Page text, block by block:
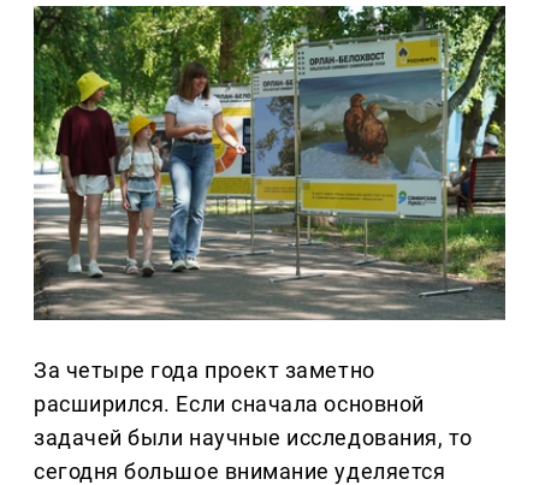
За четыре года проект заметно
расширился. Если сначала основной
задачей были научные исследования, то
сегодня большое внимание уделяется